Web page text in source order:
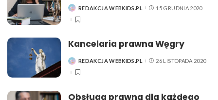
POSTED
REDAKCJA WEBKIDS.PL 15 GRUDNIA 2020
Kancelaria prawna Węgry
POSTED
REDAKCJA WEBKIDS.PL 26 LISTOPADA 2020
Obsługa prawna dla każdego